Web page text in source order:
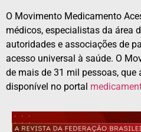
O Movimento Medicamento
médicos, especialistas da área
autoridades e associações de
acesso universal à saúde. O
de mais de 31 mil pessoas,
disponível no portal